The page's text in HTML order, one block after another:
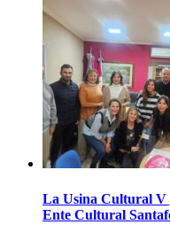
La Usina Cultural V
Ente Cultural